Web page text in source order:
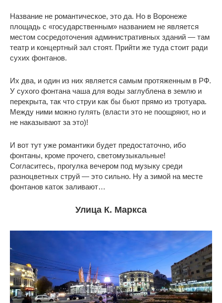
Название не романтическое, это да. Но в Воронеже
площадь с «государственным» названием не является
местом сосредоточения административных зданий — там
театр и концертный зал стоят. Прийти же туда стоит ради
сухих фонтанов.
Их два, и один из них является самым протяженным в РФ.
У сухого фонтана чаша для воды заглублена в землю и
перекрыта, так что струи как бы бьют прямо из тротуара.
Между ними можно гулять (власти это не поощряют, но и
не наказывают за это)!
И вот тут уже романтики будет предостаточно, ибо
фонтаны, кроме прочего, светомузыкальные!
Согласитесь, прогулка вечером под музыку среди
разноцветных струй — это сильно. Ну а зимой на месте
фонтанов каток заливают…
Улица К. Маркса